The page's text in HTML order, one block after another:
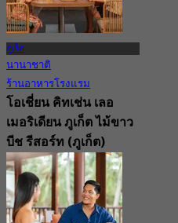
ภูเก็ต
นานาชาติ
ร้านอาหารโรงแรม
โอเชี่ยน คิทเช่น เลอ
เมอริเดียน ภูเก็ต ไม้ขาว
บีช รีสอร์ท (ภูเก็ต)
New
4.6
จาก฿ 445